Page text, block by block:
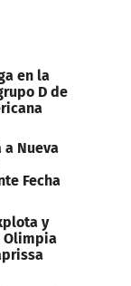
en la
D de
a Nueva
Fecha
y
Olimpia